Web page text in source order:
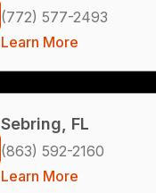
(772) 577-2493
Learn More
Sebring, FL
(863) 592-2160
Learn More